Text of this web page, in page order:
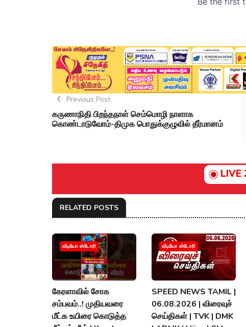
Previous Post
கருணாநிதி பிறந்தநாள் செம்மொழி நாளாக
கொண்டாடுவோம்-திமுக பொதுக்குழுவில் தீர்மானம்
LIVE
RELATED POSTS
வீடியோ ஸ்டோரி
கேரளாவில் சோக
சம்பவம்..! முதியவரை
மீட்க உயிரை கொடுத்த
வீடியோ ஸ்டோரி
SPEED NEWS TAMIL |
06.08.2026 | விரைவுச்
செய்திகள் | TVK | DMK